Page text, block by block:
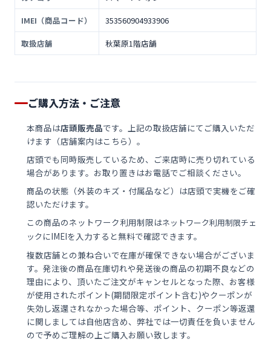
IMEI（商品コード）
353560904933906
取扱店舗
秋葉原1階店舗
ご購入方法・ご注意
本商品は店頭販売品です。上記の取扱店舗にてご購入いただ
けます（店舗案内はこちら）。
店頭でも同時販売しているため、ご来店時に売り切れている
場合があります。お取り置きはお電話でご相談ください。
商品の状態（外装のキズ・付属品など）は店頭で実機をご確
認いただけます。
この商品のネットワーク利用制限はネットワーク利用制限チェ
ックにIMEIを入力すると無料で確認できます。
複数店舗との兼ね合いで在庫が確保できない場合がございま
す。発注後の商品在庫切れや発送後の商品の初期不良などの
理由により、頂いたご注文がキャンセルとなった際、お客様
が使用されたポイント(期間限定ポイント含む)やクーポンが
失効し返還されなかった場合等、ポイント、クーポン等返還
に関しましては自他店含め、弊社では一切責任を負いません
ので予めご理解の上ご購入お願い致します。